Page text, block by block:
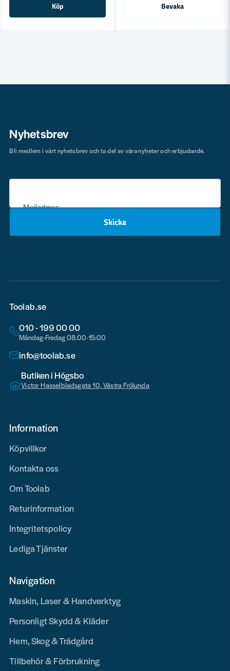
Köp Bevaka
Nyhetsbrev
Mejladress
Skicka
Bli medlem i vårt nyhetsbrev och ta del av våra nyheter och erbjudande.
Toolab.se
010 - 199 00 00
Måndag-Fredag 08.00-15:00
info@toolab.se
Butiken i Högsbo
Victor Hasselbladsgata 10, Västra Frölunda
Information
Köpvillkor
Kontakta oss
Om Toolab
Returinformation
Integritetspolicy
Lediga Tjänster
Navigation
Maskin, Laser & Handverktyg
Personligt Skydd & Kläder
Hem, Skog & Trädgård
Tillbehör & Förbrukning